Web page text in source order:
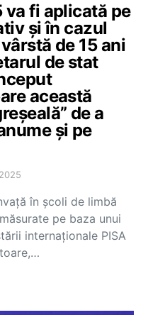
va fi aplicată pe
și în cazul
de 15 ani
de stat
această
de a
și pe
în școli de limbă
pe baza unui
internaționale PISA